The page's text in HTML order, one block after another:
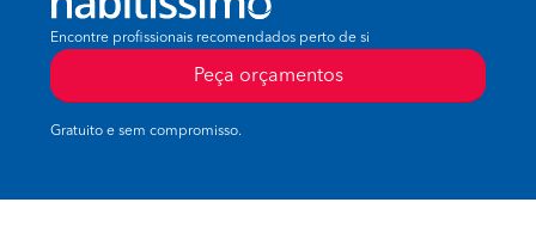
Encontre profissionais recomendados perto de si
Peça orçamentos
Gratuito e sem compromisso.